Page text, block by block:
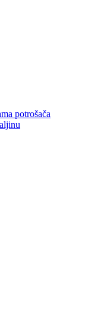
potrošača